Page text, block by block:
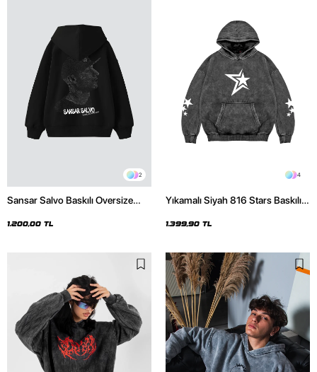
2
Sansar Salvo Baskılı Oversize
1.200,00 TL
4
Yıkamalı Siyah 816 Stars Baskılı
1.399,90 TL